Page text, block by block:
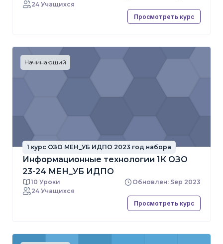
24 Учащихся
Просмотреть курс
Начинающий
1 курс ОЗО МЕН_УБ ИДПО 2023 год набора
Информационные технологии 1К ОЗО
23-24 МЕН_УБ ИДПО
10 Уроки
Обновлен: Sep 2023
24 Учащихся
Просмотреть курс